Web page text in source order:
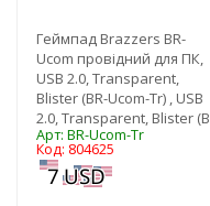
Геймпад Brazzers BR-
Ucom провідний для ПК,
USB 2.0, Transparent,
Blister (BR-Ucom-Tr) , USB
2.0, Transparent, Blister (B
Арт: BR-Ucom-Tr
Код: 804625